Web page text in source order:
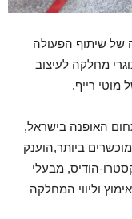
של שיתוף הפעולה
מחלקה לעיצוב
רייף.
האופנה בישראל,
ביותר,הוענק
הודיס, מבעלי
וליווי המחלקה